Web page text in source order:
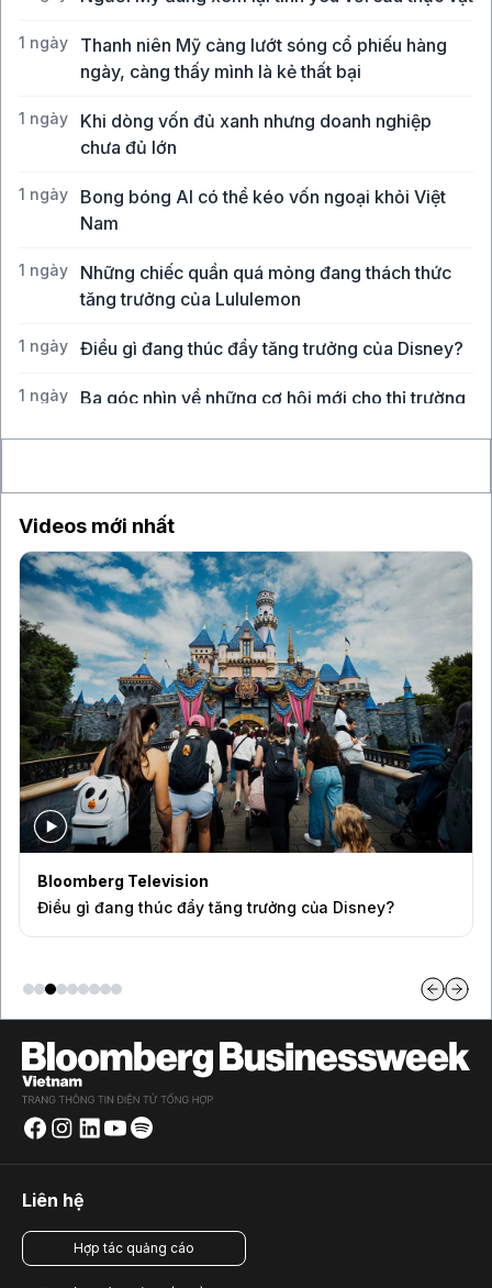
1 ngày
Thanh niên Mỹ càng lướt sóng cổ phiếu hàng
ngày, càng thấy mình là kẻ thất bại
1 ngày
Khi dòng vốn đủ xanh nhưng doanh nghiệp
chưa đủ lớn
1 ngày
Bong bóng AI có thể kéo vốn ngoại khỏi Việt
Nam
1 ngày
Những chiếc quần quá mỏng đang thách thức
tăng trưởng của Lululemon
1 ngày Điều gì đang thúc đẩy tăng trưởng của Disney?
1 ngày
Ba góc nhìn về những cơ hội mới cho thị trường
Videos mới nhất
Bloomberg Television
Điều gì đang thúc đẩy tăng trưởng của Disney?
Liên hệ
Hợp tác quảng cáo